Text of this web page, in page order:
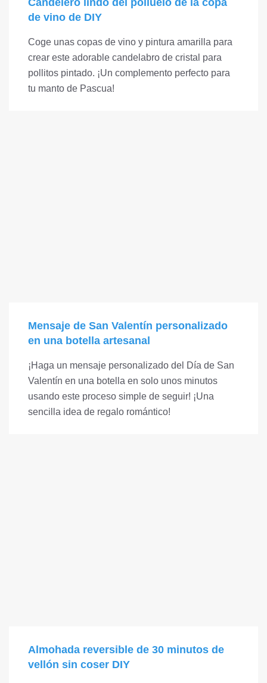
de vino de DIY
Coge unas copas de vino y pintura amarilla para
crear este adorable candelabro de cristal para
pollitos pintado. ¡Un complemento perfecto para
tu manto de Pascua!
Mensaje de San Valentín personalizado
en una botella artesanal
¡Haga un mensaje personalizado del Día de San
Valentín en una botella en solo unos minutos
usando este proceso simple de seguir! ¡Una
sencilla idea de regalo romántico!
Almohada reversible de 30 minutos de
vellón sin coser DIY